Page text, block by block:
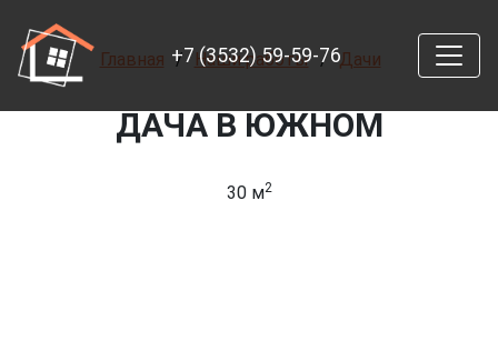
+7 (3532) 59-59-76
Главная Наши работы Дачи
ДАЧА В ЮЖНОМ
30 м2